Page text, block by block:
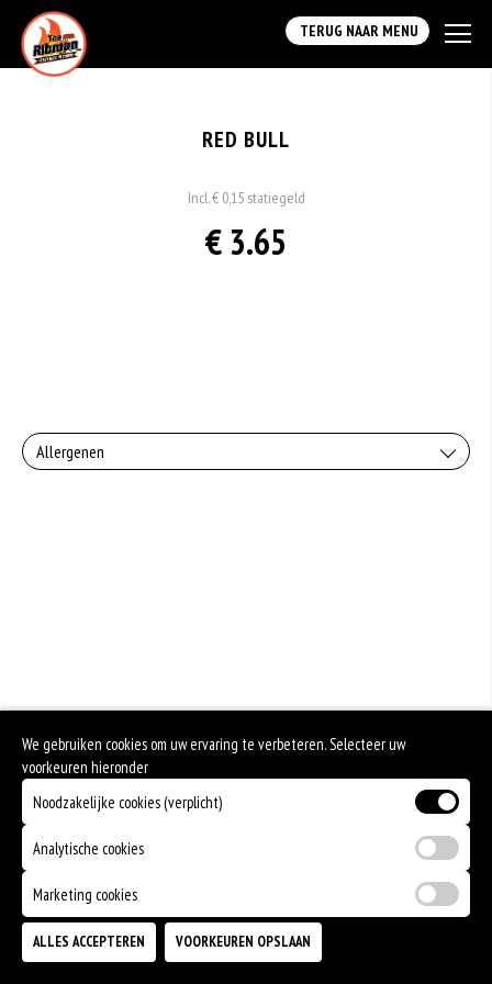
TERUG NAAR MENU
RED BULL
Incl. € 0,15 statiegeld
€ 3.65
Allergenen
We gebruiken cookies om uw ervaring te verbeteren. Selecteer uw
voorkeuren hieronder
Noodzakelijke cookies (verplicht)
Analytische cookies
Marketing cookies
ALLES ACCEPTEREN VOORKEUREN OPSLAAN